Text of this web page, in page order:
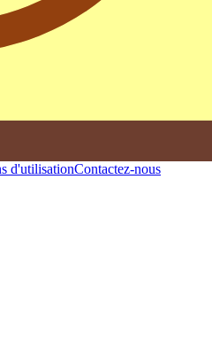
d'utilisationContactez-nous